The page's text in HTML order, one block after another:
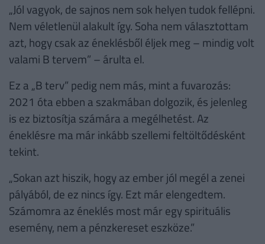
„Jól vagyok, de sajnos nem sok helyen tudok fellépni.
Nem véletlenül alakult így. Soha nem választottam
azt, hogy csak az éneklésből éljek meg – mindig volt
valami B tervem” – árulta el.
Ez a „B terv” pedig nem más, mint a fuvarozás:
2021 óta ebben a szakmában dolgozik, és jelenleg
is ez biztosítja számára a megélhetést. Az
éneklésre ma már inkább szellemi feltöltődésként
tekint.
„Sokan azt hiszik, hogy az ember jól megél a zenei
pályából, de ez nincs így. Ezt már elengedtem.
Számomra az éneklés most már egy spirituális
esemény, nem a pénzkereset eszköze.”